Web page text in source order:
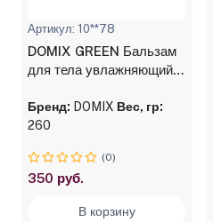
Артикул: 10**78
DOMIX GREEN Бальзам
для тела увлажняющий,
Бренд: DOMIX Вес, гр:
260
(0)
350 руб.
В корзину